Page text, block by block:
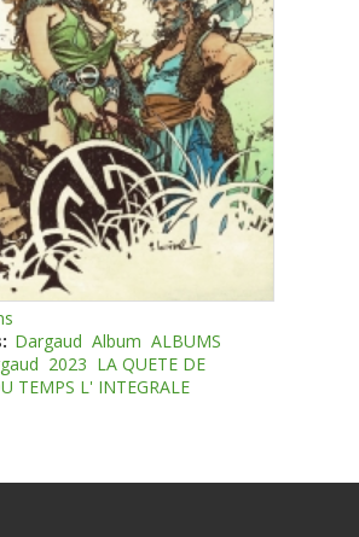
Dargaud Album ALBUMS
2023 LA QUETE DE
TEMPS L' INTEGRALE